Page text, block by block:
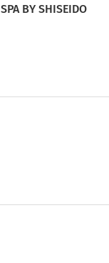
BY SHISEIDO